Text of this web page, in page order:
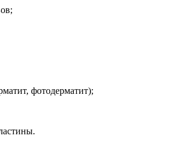
фотодерматит);